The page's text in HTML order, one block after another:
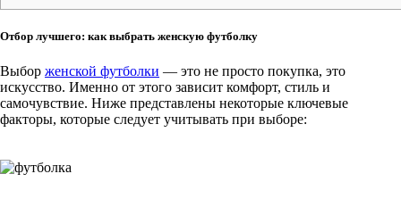
Отбор лучшего: как выбрать женскую футболку
Выбор женской футболки — это не просто покупка, это
искусство. Именно от этого зависит комфорт, стиль и
самочувствие. Ниже представлены некоторые ключевые
факторы, которые следует учитывать при выборе: